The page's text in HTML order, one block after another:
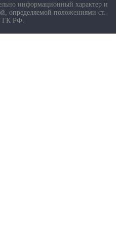
и ТУ
информационный характер и
определяемой положениями ст.
ГК РФ.